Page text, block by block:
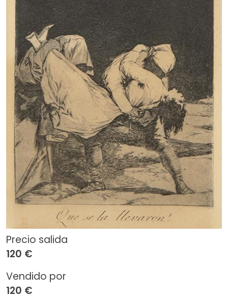
Precio salida
120 €
Vendido por
120 €